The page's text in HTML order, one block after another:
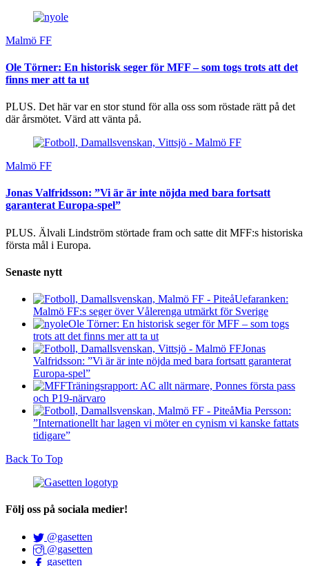
Malmö FF
Ole Törner: En historisk seger för MFF – som togs trots att det
finns mer att ta ut
PLUS. Det här var en stor stund för alla oss som röstade rätt på det
där årsmötet. Värd att vänta på.
Malmö FF
Jonas Valfridsson: ”Vi är är inte nöjda med bara fortsatt
garanterat Europa-spel”
PLUS. Älvali Lindström störtade fram och satte dit MFF:s historiska
första mål i Europa.
Senaste nytt
Uefaranken:
Malmö FF:s seger över Vålerenga utmärkt för Sverige
Ole Törner: En historisk seger för MFF – som togs
trots att det finns mer att ta ut
Jonas
Valfridsson: ”Vi är är inte nöjda med bara fortsatt garanterat
Europa-spel”
Träningsrapport: AC allt närmare, Ponnes första pass
och P19-närvaro
Mia Persson:
”Internationellt har lagen vi möter en cynism vi kanske fattats
tidigare”
Back To Top
Följ oss på sociala medier!
@gasetten
@gasetten
gasetten